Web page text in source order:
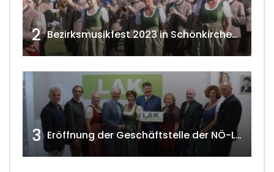
2 Bezirksmusikfest 2023 in Schönkirchen-Reyersdorf
3 Eröffnung der Geschäftstelle der NÖ-Landarbeiterkammer in Mistelbach w4tv174